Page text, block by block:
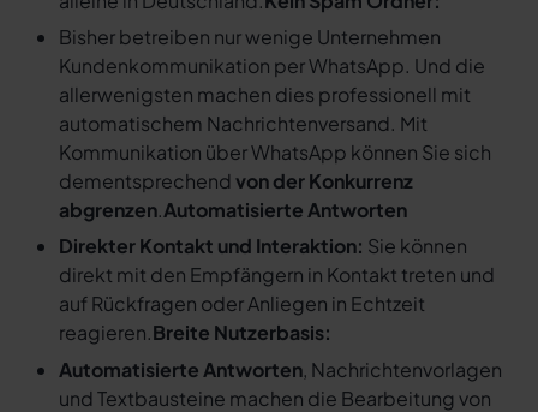
Bisher betreiben nur wenige Unternehmen
Kundenkommunikation per WhatsApp. Und die
allerwenigsten machen dies professionell mit
automatischem Nachrichtenversand. Mit
Kommunikation über WhatsApp können Sie sich
dementsprechendvon der Konkurrenz
abgrenzen.Automatisierte Antworten
Direkter Kontakt und Interaktion: Sie können
direkt mit den Empfängern in Kontakt treten und
auf Rückfragen oder Anliegen in Echtzeit
reagieren.Breite Nutzerbasis:
Automatisierte Antworten, Nachrichtenvorlagen
und Textbausteine machen die Bearbeitung von